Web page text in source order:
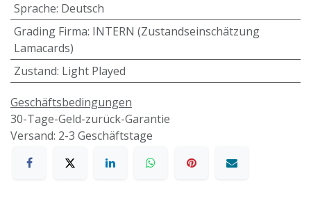
Sprache: Deutsch
Grading Firma: INTERN (Zustandseinschätzung
Lamacards)
Zustand: Light Played
Geschäftsbedingungen
30-Tage-Geld-zurück-Garantie
Versand: 2-3 Geschäftstage